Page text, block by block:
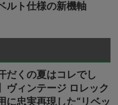
ルト仕様の新機軸
だくの夏はコレでし
ヴィンテージ ロレック
に忠実再現した“リベッ